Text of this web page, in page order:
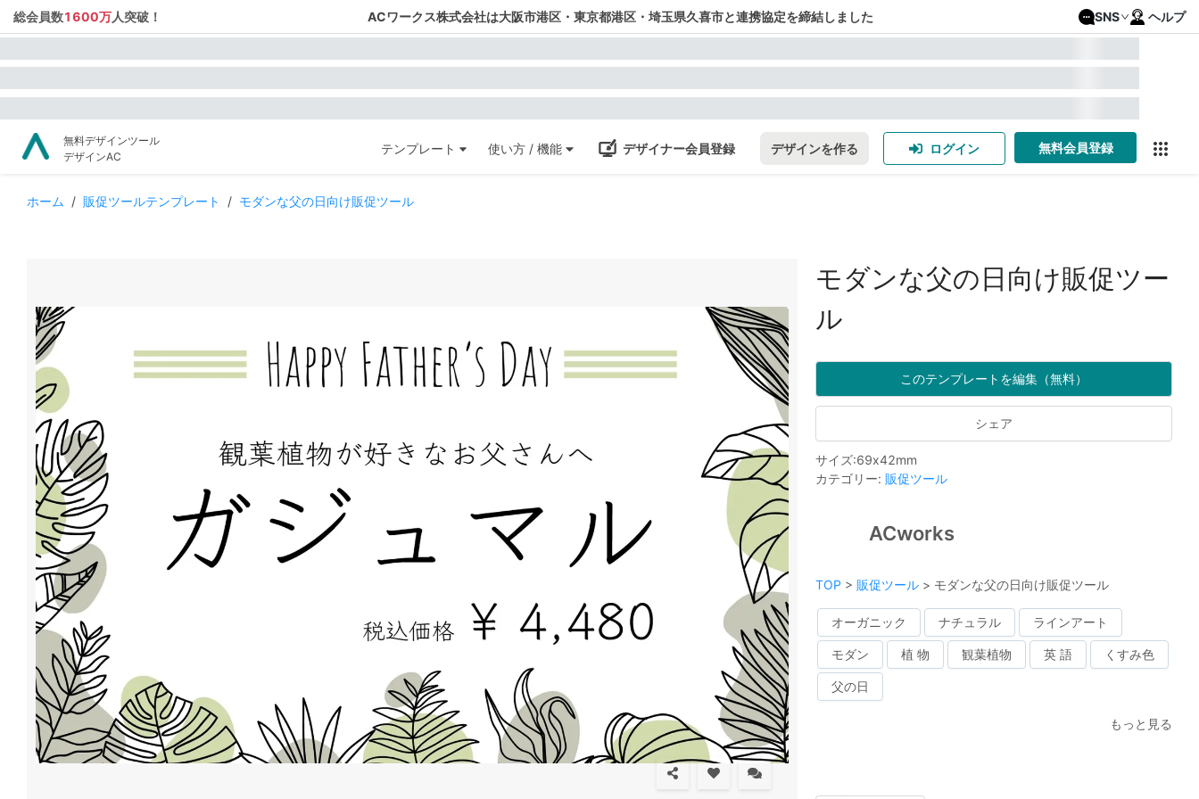
総会員数1600万人突破！ ACワークス株式会社は大阪市港区・東京都港区・埼玉県久喜市と連携協定を締結しました SNS ヘルプ
無料デザインツール
デザインAC
テンプレート 使い方 / 機能 デザイナー会員登録 デザインを作る ログイン 無料会員登録
ホーム / 販促ツールテンプレート / モダンな父の日向け販促ツール
モダンな父の日向け販促ツー
ル
このテンプレートを編集（無料）
シェア
サイズ:69x42mm
カテゴリー: 販促ツール
ACworks
TOP > 販促ツール > モダンな父の日向け販促ツール
オーガニック ナチュラル ラインアート
モダン 植 物 観葉植物 英 語 くすみ色
父の日
もっと見る